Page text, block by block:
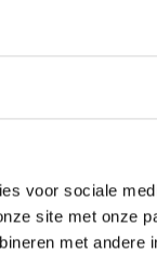
voor sociale
site met onze
met andere